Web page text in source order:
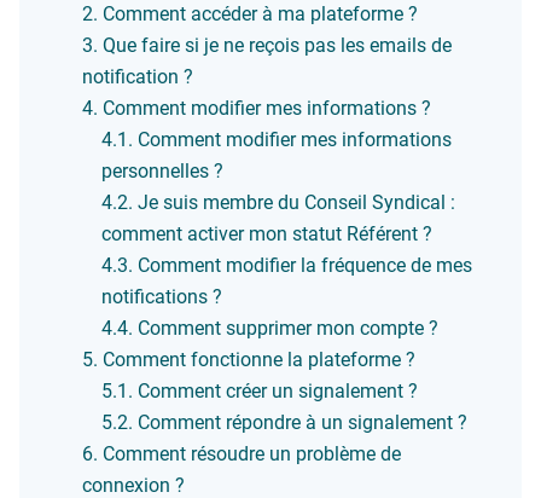
Comment accéder à ma plateforme ?
Que faire si je ne reçois pas les emails de
notification ?
Comment modifier mes informations ?
Comment modifier mes informations
personnelles ?
Je suis membre du Conseil Syndical :
comment activer mon statut Référent ?
Comment modifier la fréquence de mes
notifications ?
Comment supprimer mon compte ?
Comment fonctionne la plateforme ?
Comment créer un signalement ?
Comment répondre à un signalement ?
Comment résoudre un problème de
connexion ?